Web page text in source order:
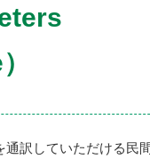
訳していただける民